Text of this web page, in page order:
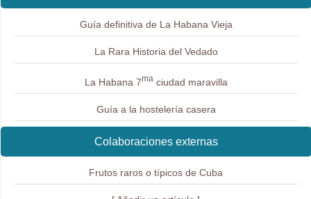
Guía definitiva de La Habana Vieja
La Rara Historia del Vedado
La Habana 7maciudad maravilla
Guía a la hostelería casera
Colaboraciones externas
Frutos raros o típicos de Cuba